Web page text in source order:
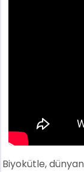
Biyokütle,